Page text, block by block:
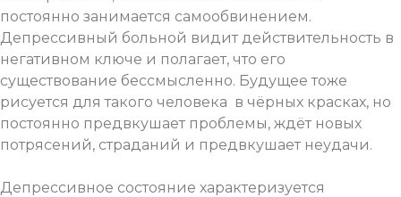
постоянно занимается самообвинением.
Депрессивный больной видит действительность в
негативном ключе и полагает, что его
существование бессмысленно. Будущее тоже
рисуется для такого человека в чёрных красках, но
постоянно предвкушает проблемы, ждёт новых
потрясений, страданий и предвкушает неудачи.
Депрессивное состояние характеризуется